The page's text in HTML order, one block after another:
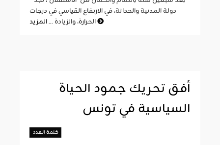
دولة المدنية والحداثة، في الارتفاع القياسي في درجات
الحرارة، والزيادة ...
أفق تحريك جمود الحياة
السياسية في تونس
كلمة العدد